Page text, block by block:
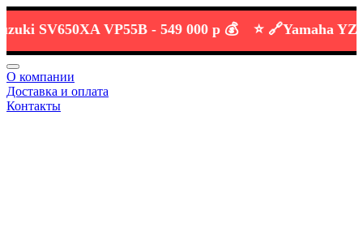
SV650XA VP55B -549 000 р 💰 ⭐️ 🔗Yamaha YZF-
О компании
Доставка и оплата
Контакты